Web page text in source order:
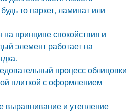
то паркет, ламинат или
на принципе спокойствия и
элемент работает на
процесс облицовки
плиткой с оформлением
выравнивание и утепление